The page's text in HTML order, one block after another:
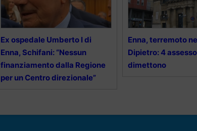
Ex ospedale Umberto I di
Enna, Schifani: “Nessun
finanziamento dalla Regione
per un Centro direzionale”
Enna, terremoto
Dipietro: 4
dimettono